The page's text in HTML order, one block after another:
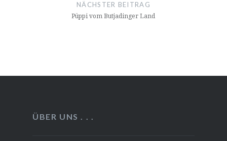
NÄCHSTER BEITRAG
Püppi vom Butjadinger Land
ÜBER UNS . . .